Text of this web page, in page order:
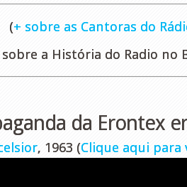
(+ sobre as Cantoras do
sobre a História do Radio no
da Erontex
, 1963 (Clique aqui para